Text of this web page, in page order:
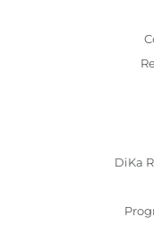
DiKa